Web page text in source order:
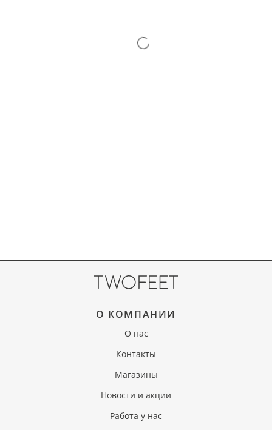
О КОМПАНИИ
О нас
Контакты
Магазины
Новости и акции
Работа у нас